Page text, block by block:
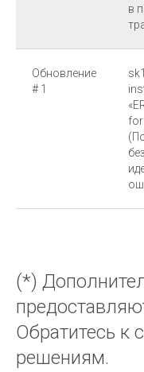
в
Обновление
# 1
for
(*)
Обратитесь к
решениям.